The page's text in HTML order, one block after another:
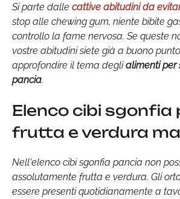
Si parte dalle cattive abitudini da
stop alle chewing gum, niente bibite
controllo la fame nervosa. Se queste
vostre abitudini siete già a buono
approfondire il tema deglialimenti per
pancia.
Elenco cibi sgonfia
frutta e verdura
Nell'elenco cibi sgonfia pancia non
assolutamente frutta e verdura. Gli
essere presenti quotidianamente a